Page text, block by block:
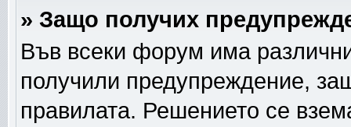
» Защо получих
Във всеки форум има
получили предупреждение,
правилата. Решението се